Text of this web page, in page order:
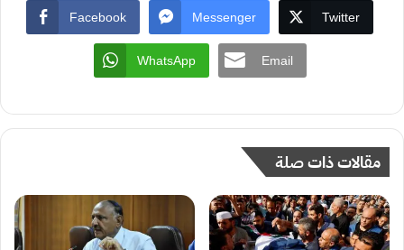
Facebook Messenger Twitter
WhatsApp Email
مقالات ذات صلة